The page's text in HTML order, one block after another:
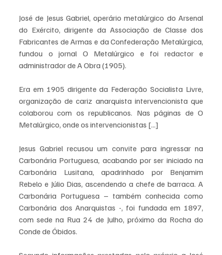
José de Jesus Gabriel, operário metalúrgico do Arsenal
do Exército, dirigente da Associação de Classe dos
Fabricantes de Armas e da Confederação Metalúrgica,
fundou o jornal O Metalúrgico e foi redactor e
administrador de A Obra (1905).
Era em 1905 dirigente da Federação Socialista Livre,
organização de cariz anarquista intervencionista que
colaborou com os republicanos. Nas páginas de O
Metalúrgico, onde os intervencionistas [...]
Jesus Gabriel recusou um convite para ingressar na
Carbonária Portuguesa, acabando por ser iniciado na
Carbonária Lusitana, apadrinhado por Benjamim
Rebelo e Júlio Dias, ascendendo a chefe de barraca. A
Carbonária Portuguesa – também conhecida como
Carbonária dos Anarquistas -, foi fundada em 1897,
com sede na Rua 24 de Julho, próximo da Rocha do
Conde de Óbidos.